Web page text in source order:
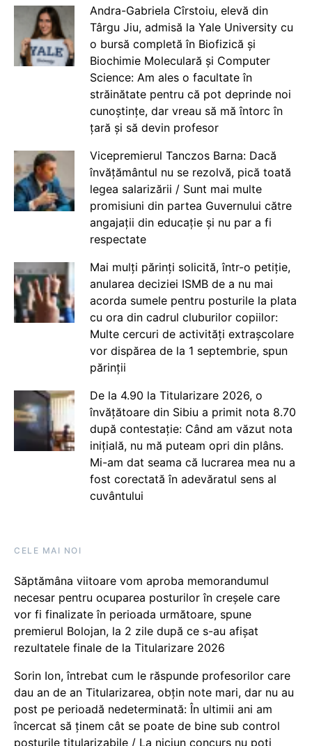
Andra-Gabriela Cîrstoiu, elevă din
Târgu Jiu, admisă la Yale University cu
o bursă completă în Biofizică și
Biochimie Moleculară și Computer
Science: Am ales o facultate în
străinătate pentru că pot deprinde noi
cunoștințe, dar vreau să mă întorc în
țară și să devin profesor
Vicepremierul Tanczos Barna: Dacă
învățământul nu se rezolvă, pică toată
legea salarizării / Sunt mai multe
promisiuni din partea Guvernului către
angajații din educație și nu par a fi
respectate
Mai mulți părinți solicită, într-o petiție,
anularea deciziei ISMB de a nu mai
acorda sumele pentru posturile la plata
cu ora din cadrul cluburilor copiilor:
Multe cercuri de activități extrașcolare
vor dispărea de la 1 septembrie, spun
părinții
De la 4.90 la Titularizare 2026, o
învățătoare din Sibiu a primit nota 8.70
după contestație: Când am văzut nota
inițială, nu mă puteam opri din plâns.
Mi-am dat seama că lucrarea mea nu a
fost corectată în adevăratul sens al
cuvântului
CELE MAI NOI
Săptămâna viitoare vom aproba memorandumul
necesar pentru ocuparea posturilor în creșele care
vor fi finalizate în perioada următoare, spune
premierul Bolojan, la 2 zile după ce s-au afișat
rezultatele finale de la Titularizare 2026
Sorin Ion, întrebat cum le răspunde profesorilor care
dau an de an Titularizarea, obțin note mari, dar nu au
post pe perioadă nedeterminată: În ultimii ani am
încercat să ținem cât se poate de bine sub control
posturile titularizabile / La niciun concurs nu poți